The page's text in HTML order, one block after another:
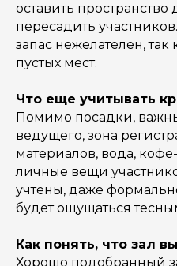
оставить
пересадить
запас нежелателен, так
пустых мест.
Что еще учитывать
Помимо посадки,
ведущего, зона
материалов, вода,
личные вещи
учтены, даже
будет ощущаться
Как понять, что зал
Хорошо подобранный